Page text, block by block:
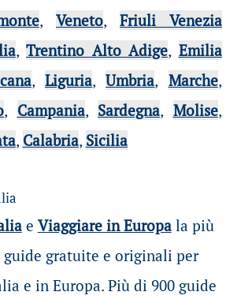
, Veneto,Friuli Venezia
,Trentino Alto Adige, Emilia
,Liguria,Umbria, Marche,
, Campania, Sardegna, Molise,
, Calabria, Sicilia
e Viaggiare in Europala più
guide gratuite e originali per
e in Europa. Più di 900 guide